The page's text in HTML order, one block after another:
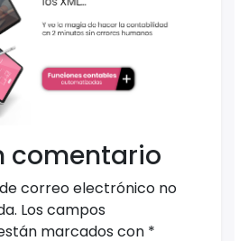
comentario
correo electrónico no
Los campos
marcados con *